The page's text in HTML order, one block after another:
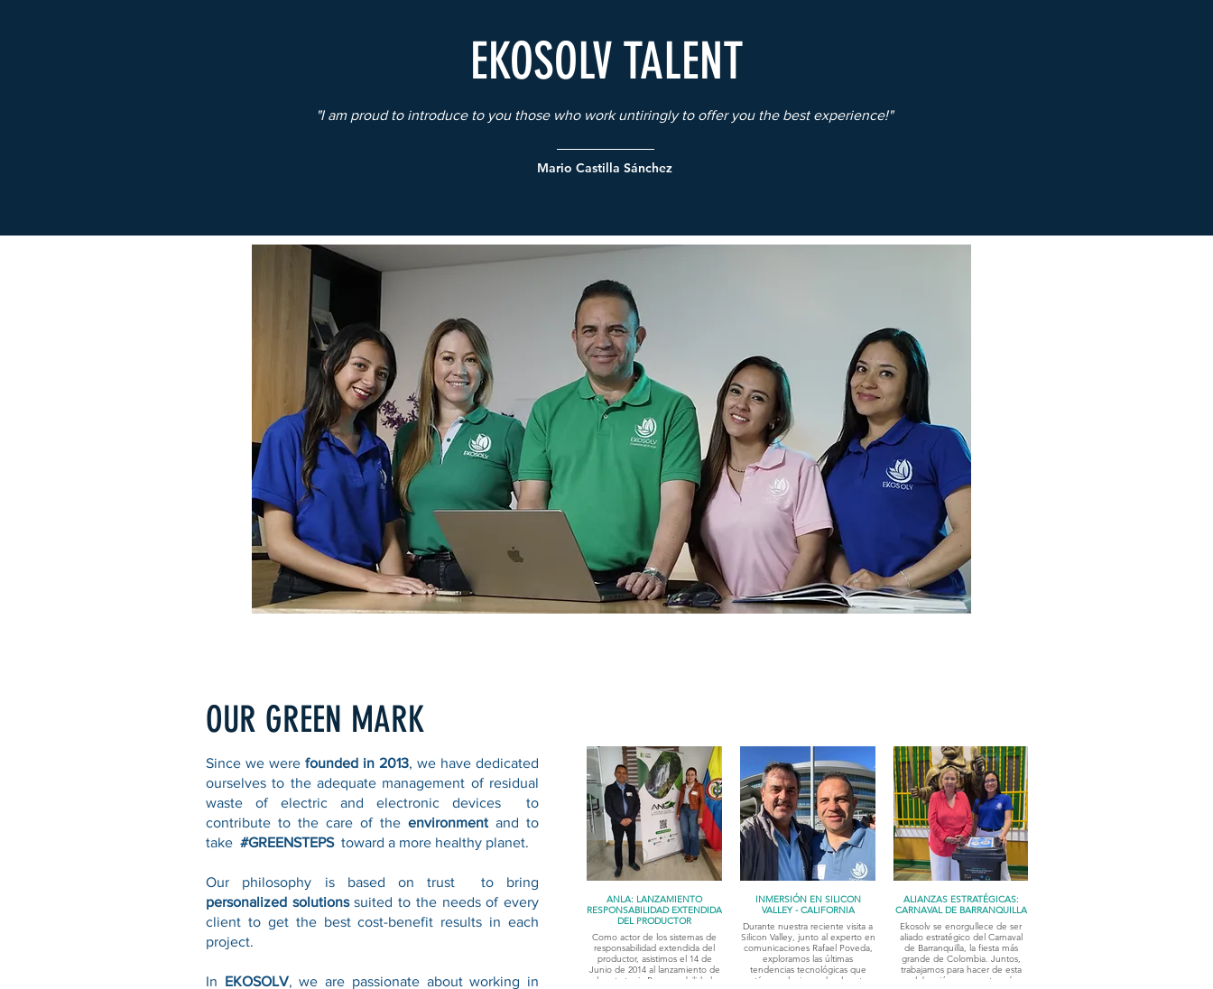
EKOSOLV TALENT
"I am proud to introduce to you those who work untiringly to offer you the best experience!"
Mario Castilla Sánchez
OUR GREEN MARK
Since we were founded in 2013, we have dedicated
ourselves to the adequate management of residual
waste of electric and electronic devices to
contribute to the care of the environment and to
take #GREENSTEPStoward a more healthy planet.
Our philosophy is based on trust to bring
personalized solutionssuited to the needs of every
client to get the best cost-benefit results in each
project.
In EKOSOLV, we are passionate about working in
ANLA: LANZAMIENTO
RESPONSABILIDAD EXTENDIDA
DEL PRODUCTOR
Como actor de los sistemas de
responsabilidad extendida del
productor, asistimos el 14 de
Junio de 2014 al lanzamiento de
la estrategia Responsabilidad
INMERSIÓN EN SILICON
VALLEY - CALIFORNIA
Durante nuestra reciente visita a
Silicon Valley, junto al experto en
comunicaciones Rafael Poveda,
exploramos las últimas
tendencias tecnológicas que
están revolucionando el sector
ALIANZAS ESTRATÉGICAS:
CARNAVAL DE BARRANQUILLA
Ekosolv se enorgullece de ser
aliado estratégico del Carnaval
de Barranquilla, la fiesta más
grande de Colombia. Juntos,
trabajamos para hacer de esta
celebración un evento más